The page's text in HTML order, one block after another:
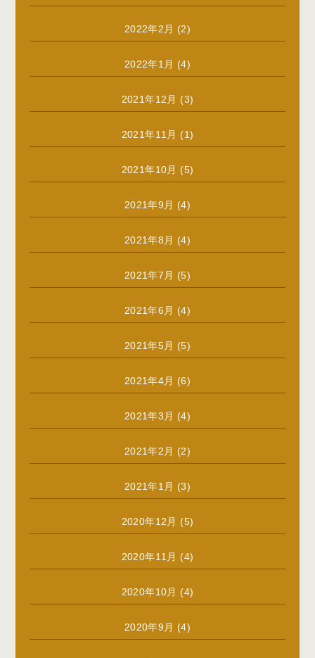
2022年2月 (2)
2022年1月 (4)
2021年12月 (3)
2021年11月 (1)
2021年10月 (5)
2021年9月 (4)
2021年8月 (4)
2021年7月 (5)
2021年6月 (4)
2021年5月 (5)
2021年4月 (6)
2021年3月 (4)
2021年2月 (2)
2021年1月 (3)
2020年12月 (5)
2020年11月 (4)
2020年10月 (4)
2020年9月 (4)